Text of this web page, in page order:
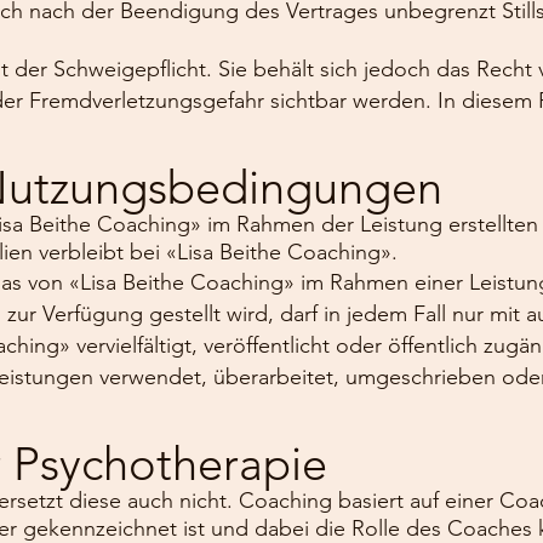
nach der Beendigung des Vertrages unbegrenzt
der Schweigepflicht. Sie behält sich jedoch das Recht
Fremdverletzungsgefahr sichtbar werden. In diesem
Beithe Coaching» im Rahmen der Leistung
verbleibt bei «Lisa Beithe Coaching».
von «Lisa Beithe Coaching» im Rahmen einer
Verfügung gestellt wird, darf in jedem Fall nur mit
vervielfältigt, veröffentlicht oder öffentlich
verwendet, überarbeitet, umgeschrieben
diese auch nicht. Coaching basiert auf einer
gekennzeichnet ist und dabei die Rolle des